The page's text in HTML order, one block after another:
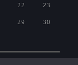
22 23
29 30